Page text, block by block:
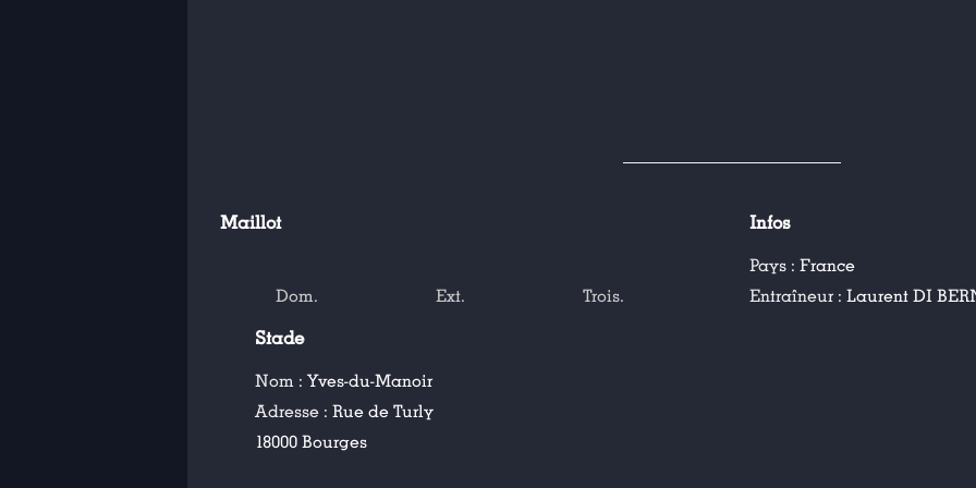
Maillot
Dom. Ext. Trois.
Infos
Pays :France
Entraîneur :Laurent DI
Stade
Nom :Yves-du-Manoir
Adresse :Rue de Turly
18000 Bourges